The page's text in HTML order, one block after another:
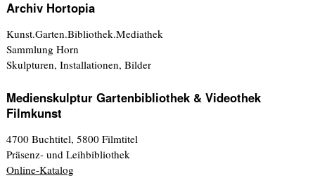
Archiv Hortopia
Kunst.Garten.Bibliothek.Mediathek
Sammlung Horn
Skulpturen, Installationen, Bilder
Medienskulptur Gartenbibliothek & Videothek
Filmkunst
4700 Buchtitel, 5800 Filmtitel
Präsenz- und Leihbibliothek
Online-Katalog